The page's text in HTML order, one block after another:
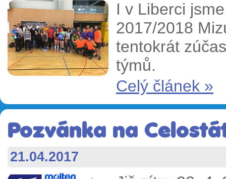
I v Liberci
2017/2018
tentokrát
týmů.
Celý článek »
Pozvánka na
21.04.2017